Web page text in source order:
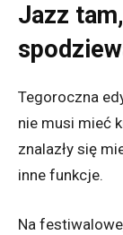
Jazz
Tegoroczna
nie musi mieć
znalazły się
inne funkcje.
Na